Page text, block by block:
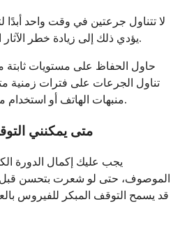
لا تتناول جرعتين في وقت واحد أبدًا
يؤدي ذلك إلى زيادة خطر الآثار الجانبية دون توفير فائدة إضافية.
حاول الحفاظ على مستويات
تناول الجرعات على فترات
منبهات الهاتف أو استخدام منظم الأقراص في تذكر جرعاتك.
متى يمكنني
يجب عليك إكمال الدورة
الموصوف، حتى لو شعرت بتحسن قبل
قد يسمح التوقف المبكر للفيروس